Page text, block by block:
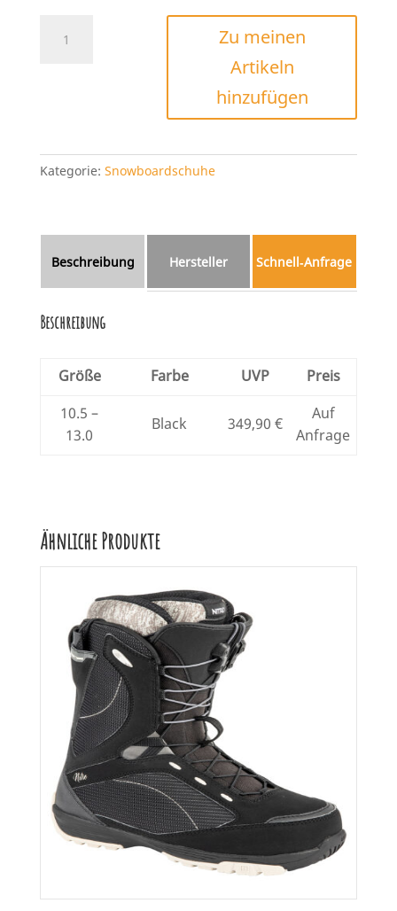
Zu meinen
Artikeln
hinzufügen
Kategorie: Snowboardschuhe
Beschreibung Hersteller Schnell‑Anfrage
Beschreibung
Größe Farbe UVP
Preis
10.5 –
13.0
Black 349,90 €
Auf
Anfrage
Ähnliche Produkte